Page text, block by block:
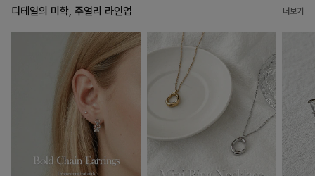
디테일의 미학, 주얼리 라인업 더보기